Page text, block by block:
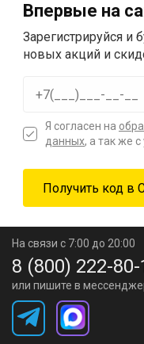
Впервые на
Зарегистрируйся и
новых акций и
Я согласен на
данных, а так же
На связи с 7:00 до 20:00
8 (800) 222-80-
или пишите в